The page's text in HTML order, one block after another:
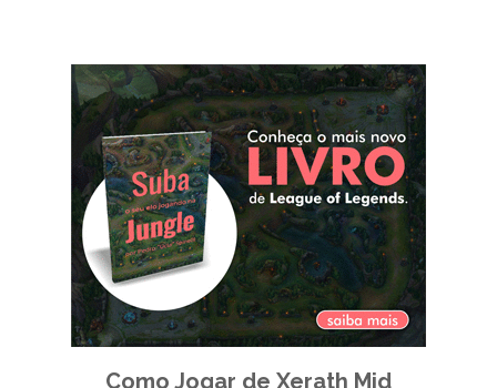
Como Jogar de Xerath Mid